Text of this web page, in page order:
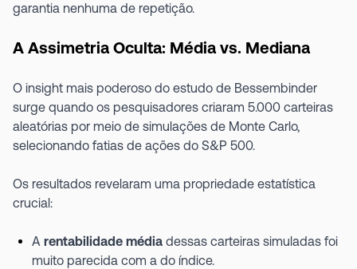
garantia nenhuma de repetição.
A Assimetria Oculta: Média vs. Mediana
O insight mais poderoso do estudo de Bessembinder
surge quando os pesquisadores criaram 5.000 carteiras
aleatórias por meio de simulações de Monte Carlo,
selecionando fatias de ações do S&P 500.
Os resultados revelaram uma propriedade estatística
crucial:
A rentabilidade média dessas carteiras simuladas foi
muito parecida com a do índice.